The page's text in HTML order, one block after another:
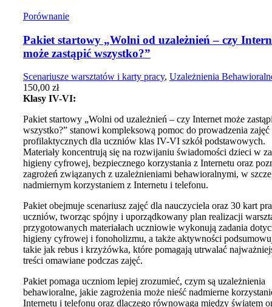
Porównanie
Pakiet startowy „Wolni od uzależnień – czy
może zastąpić wszystko?”
Scenariusze warsztatów i karty pracy, Uzależnienia
150,00 zł
Klasy IV-VI:
Pakiet startowy „Wolni od uzależnień – czy Internet może
wszystko?” stanowi kompleksową pomoc do prowadzenia zajęć
profilaktycznych dla uczniów klas IV-VI szkół podstawowych.
Materiały koncentrują się na rozwijaniu świadomości dzieci w
higieny cyfrowej, bezpiecznego korzystania z Internetu oraz
zagrożeń związanych z uzależnieniami behawioralnymi, w
nadmiernym korzystaniem z Internetu i telefonu.
Pakiet obejmuje scenariusz zajęć dla nauczyciela oraz 30 kart
uczniów, tworząc spójny i uporządkowany plan realizacji
przygotowanych materiałach uczniowie wykonują zadania
higieny cyfrowej i fonoholizmu, a także aktywności
takie jak rebus i krzyżówka, które pomagają utrwalać
treści omawiane podczas zajęć.
Pakiet pomaga uczniom lepiej zrozumieć, czym są uzależnienia
behawioralne, jakie zagrożenia może nieść nadmierne
Internetu i telefonu oraz dlaczego równowaga między światem